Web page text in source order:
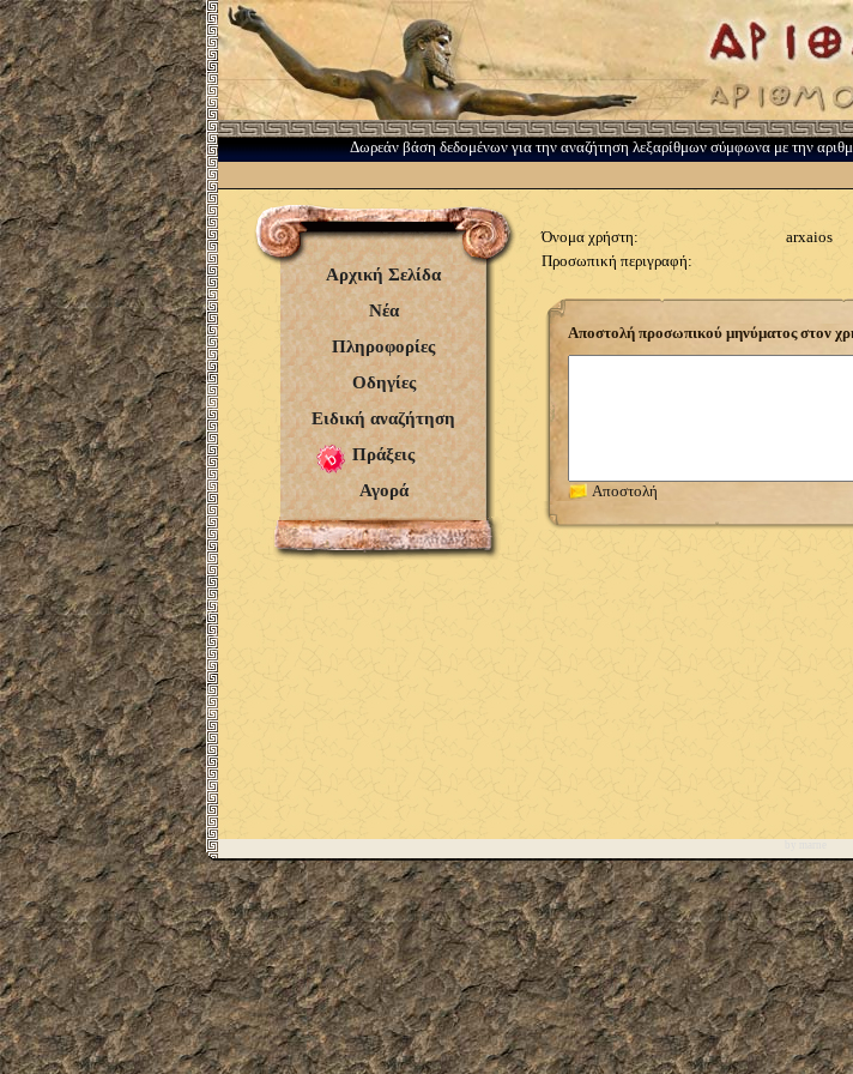
Δωρεάν βάση δεδομένων για την αναζήτηση λεξαρίθμων σύμφωνα με την
Αρχική Σελίδα
Νέα
Πληροφορίες
Οδηγίες
Ειδική αναζήτηση
Πράξεις
Αγορά
Όνομα χρήστη:
arxaios
Προσωπική περιγραφή:
Αποστολή προσωπικού μηνύματος στον
Αποστολή